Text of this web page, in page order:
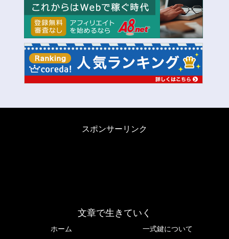
スポンサーリンク
文章で生きていく
ホーム 一式鍵について